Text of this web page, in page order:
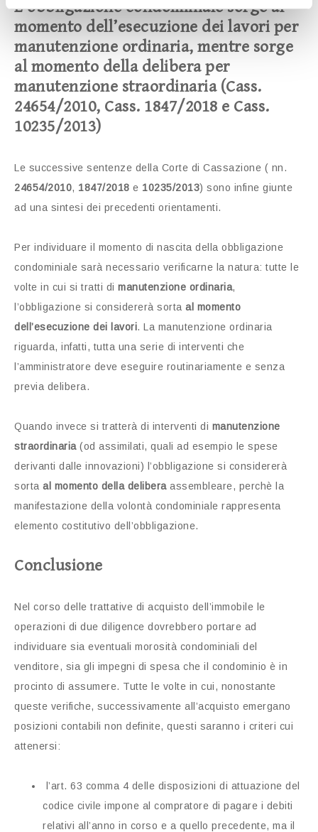
L’obbligazione condominiale sorge al
momento dell’esecuzione dei lavori per
manutenzione ordinaria, mentre sorge
al momento della delibera per
manutenzione straordinaria (Cass.
24654/2010, Cass. 1847/2018 e Cass.
10235/2013)
Le successive sentenze della Corte di Cassazione ( nn.
24654/2010, 1847/2018 e 10235/2013) sono infine giunte
ad una sintesi dei precedenti orientamenti.
Per individuare il momento di nascita della obbligazione
condominiale sarà necessario verificarne la natura: tutte le
volte in cui si tratti di manutenzione ordinaria,
l’obbligazione si considererà sorta al momento
dell’esecuzione dei lavori. La manutenzione ordinaria
riguarda, infatti, tutta una serie di interventi che
l’amministratore deve eseguire routinariamente e senza
previa delibera.
Quando invece si tratterà di interventi di manutenzione
straordinaria(od assimilati, quali ad esempio le spese
derivanti dalle innovazioni) l’obbligazione si considererà
sorta al momento della deliberaassembleare, perchè la
manifestazione della volontà condominiale rappresenta
elemento costitutivo dell’obbligazione.
Conclusione
Nel corso delle trattative di acquisto dell’immobile le
operazioni di due diligence dovrebbero portare ad
individuare sia eventuali morosità condominiali del
venditore, sia gli impegni di spesa che il condominio è in
procinto di assumere. Tutte le volte in cui, nonostante
queste verifiche, successivamente all’acquisto emergano
posizioni contabili non definite, questi saranno i criteri cui
attenersi:
l’art. 63 comma 4 delle disposizioni di attuazione del
codice civile impone al compratore di pagare i debiti
relativi all’anno in corso e a quello precedente, ma il